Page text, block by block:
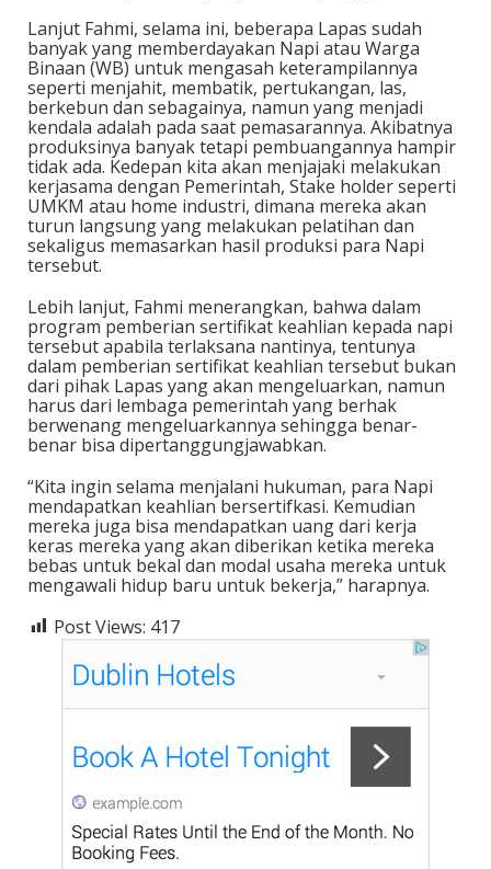
Lanjut Fahmi, selama ini, beberapa Lapas sudah
banyak yang memberdayakan Napi atau Warga
Binaan (WB) untuk mengasah keterampilannya
seperti menjahit, membatik, pertukangan, las,
berkebun dan sebagainya, namun yang menjadi
kendala adalah pada saat pemasarannya. Akibatnya
produksinya banyak tetapi pembuangannya hampir
tidak ada. Kedepan kita akan menjajaki melakukan
kerjasama dengan Pemerintah, Stake holder seperti
UMKM atau home industri, dimana mereka akan
turun langsung yang melakukan pelatihan dan
sekaligus memasarkan hasil produksi para Napi
tersebut.
Lebih lanjut, Fahmi menerangkan, bahwa dalam
program pemberian sertifikat keahlian kepada napi
tersebut apabila terlaksana nantinya, tentunya
dalam pemberian sertifikat keahlian tersebut bukan
dari pihak Lapas yang akan mengeluarkan, namun
harus dari lembaga pemerintah yang berhak
berwenang mengeluarkannya sehingga benar-
benar bisa dipertanggungjawabkan.
“Kita ingin selama menjalani hukuman, para Napi
mendapatkan keahlian bersertifkasi. Kemudian
mereka juga bisa mendapatkan uang dari kerja
keras mereka yang akan diberikan ketika mereka
bebas untuk bekal dan modal usaha mereka untuk
mengawali hidup baru untuk bekerja,” harapnya.
Post Views: 417